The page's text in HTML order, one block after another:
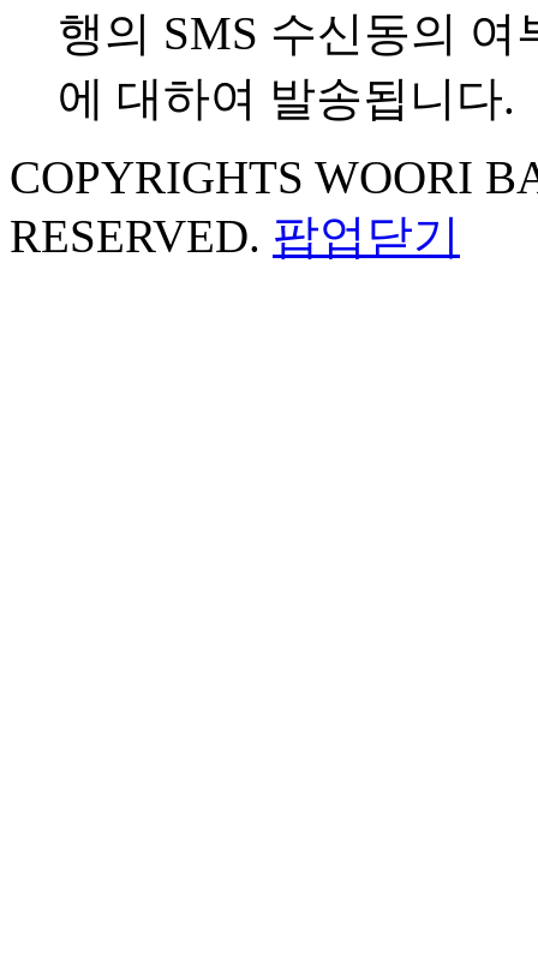
행의 SMS 수신동의
에 대하여 발송됩니다.
COPYRIGHTS WOORI
RESERVED. 팝업닫기